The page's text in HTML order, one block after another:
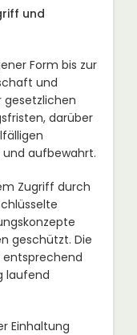
und
Form bis zur
und
gesetzlichen
darüber
aufbewahrt.
Zugriff durch
geschützt. Die
laufend
Einhaltung